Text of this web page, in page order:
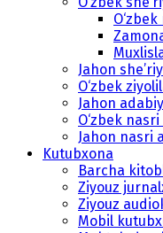
Jahon
O‘zbek
Jahon
O‘zbek
Jahon nasri
Kutubxona
Barcha
Ziyouz
Ziyouz
Mobil